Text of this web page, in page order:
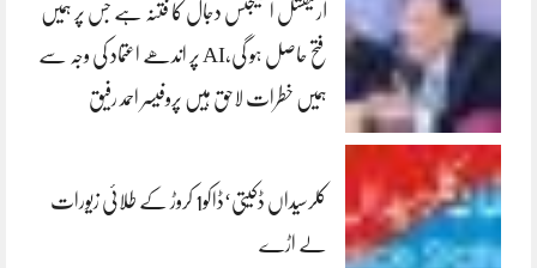
آرٹیفشل انٹلیجنس دجال کا فتنہ ہے جس پر ہمیں
فتح حاصل ہو گی،AI پر اندھے اعتماد کی وجہ سے
ہمیں خطرات لاحق ہیں پروفیسر احمد رفیق
کلرسیداں ڈکیتی‘ڈاکو1 کروڑ کے طلائی زیورات
لے اڑے